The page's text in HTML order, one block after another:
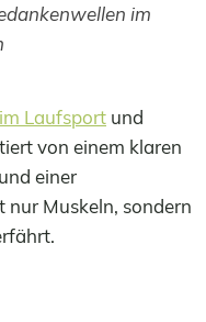
im
Laufsport und
von einem klaren
einer
nur Muskeln, sondern